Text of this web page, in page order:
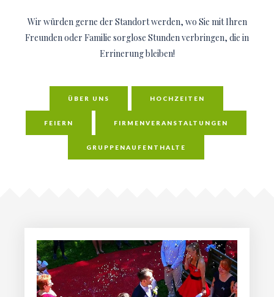
Wir würden gerne der Standort werden, wo Sie mit Ihren
Freunden oder Familie sorglose Stunden verbringen, die in
Errinerung bleiben!
ÜBER UNS HOCHZEITEN
FEIERN FIRMENVERANSTALTUNGEN
GRUPPENAUFENTHALTE